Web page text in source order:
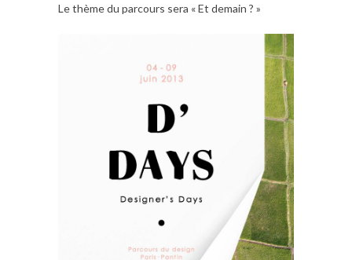
Le thème du parcours sera « Et demain ? »